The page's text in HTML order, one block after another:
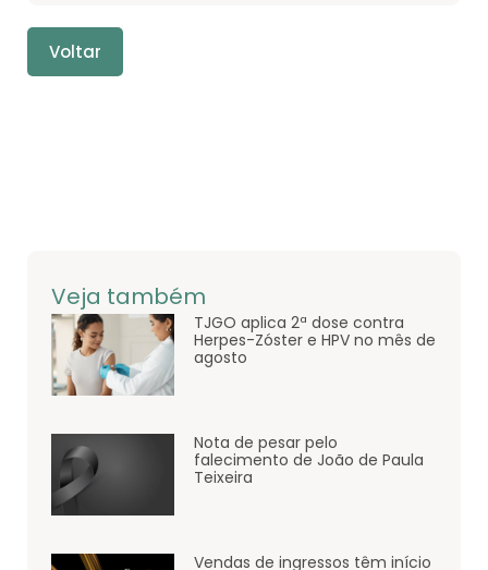
Voltar
Veja também
TJGO aplica 2ª dose contra
Herpes-Zóster e HPV no mês de
agosto
Nota de pesar pelo
falecimento de João de Paula
Teixeira
Vendas de ingressos têm início